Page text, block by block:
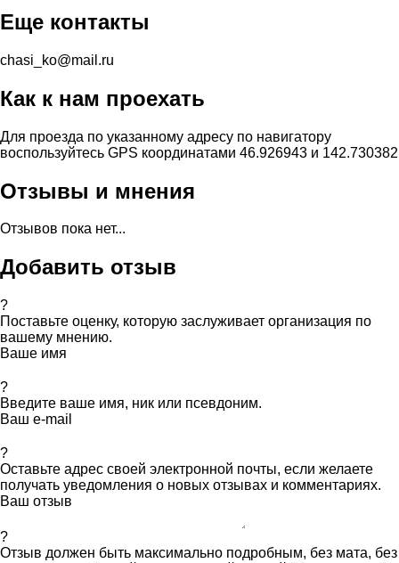
Еще контакты
chasi_ko@mail.ru
Как к нам проехать
Для проезда по указанному адресу по навигатору
воспользуйтесь GPS координатами 46.926943 и 142.730382
Отзывы и мнения
Отзывов пока нет...
Добавить отзыв
?
Поставьте оценку, которую заслуживает организация по
вашему мнению.
Ваше имя
?
Введите ваше имя, ник или псевдоним.
Ваш e-mail
?
Оставьте адрес своей электронной почты, если желаете
получать уведомления о новых отзывах и комментариях.
Ваш отзыв
?
Отзыв должен быть максимально подробным, без мата, без